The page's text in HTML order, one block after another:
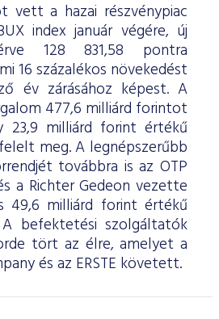
vett a hazai részvénypiac
index január végére, új
128 831,58 pontra
16 százalékos növekedést
év zárásához képest. A
477,6 milliárd forintot
milliárd forint értékű
meg. A legnépszerűbb
továbbra is az OTP
a Richter Gedeon vezette
49,6 milliárd forint értékű
befektetési szolgáltatók
tört az élre, amelyet a
és az ERSTE követett.